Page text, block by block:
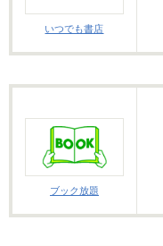
いつでも書店
ブック放題